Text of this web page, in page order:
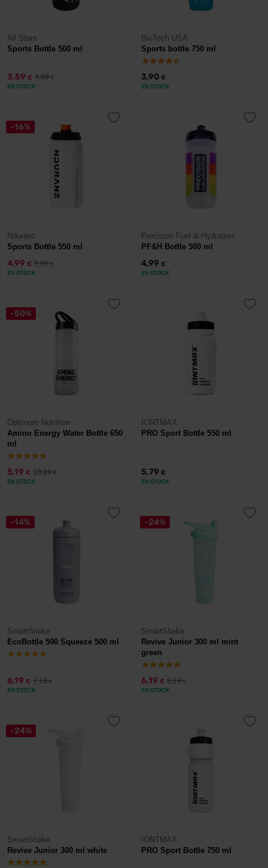
All Stars
Sports Bottle 500 ml
3,59 € 4,99€
EN STOCK
BioTech USA
Sports bottle 750 ml
3,90 €
EN STOCK
-16%
Nduranz
Sports Bottle 550 ml
4,99 € 5,95€
EN STOCK
Precision Fuel & Hydration
PF&H Bottle 500 ml
4,99 €
EN STOCK
-50%
Optimum Nutrition
Amino Energy Water Bottle 650
ml
5,19 € 10,29€
EN STOCK
IONTMAX
PRO Sport Bottle 550 ml
5,79 €
EN STOCK
-14%
SmartShake
EcoBottle 500 Squeeze 500 ml
6,19 € 7,19€
EN STOCK
-24%
SmartShake
Revive Junior 300 ml mint
green
6,19 € 8,19€
EN STOCK
-24%
SmartShake
Revive Junior 300 ml white
IONTMAX
PRO Sport Bottle 750 ml